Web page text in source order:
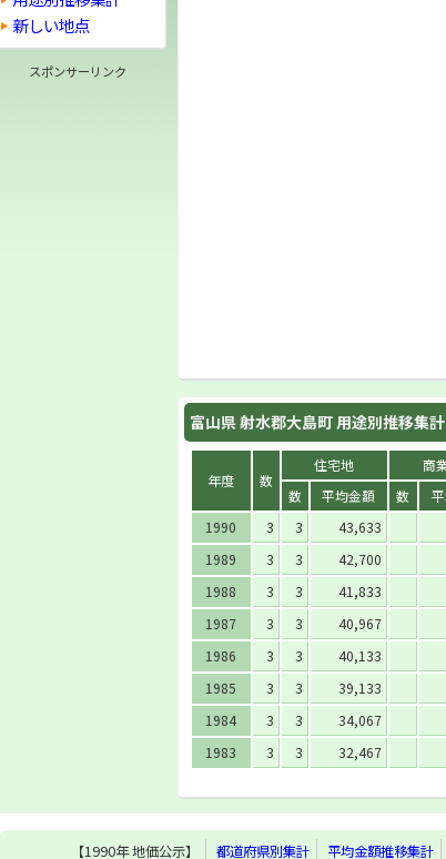
富山県 射水郡大島町 用途別推移集
年度 数
住宅地 商
数
平均金額 数
1990
3 3
43,633
1989
3 3
42,700
1988
3 3
41,833
1987
3 3
40,967
1986
3 3
40,133
1985
3 3
39,133
1984
3 3
34,067
1983
3 3
32,467
新しい地点
スポンサーリンク
【1990年 地価公示】 都道府県別集計 平均金額推移集計